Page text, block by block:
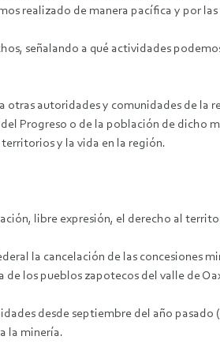
realizado de manera pacífica y por las
señalando a qué actividades
autoridades y comunidades de la
Progreso o de la población de dicho
y la vida en la región.
libre expresión, el derecho al
la cancelación de las concesiones
los pueblos zapotecos del valle de
desde septiembre del año
la minería.